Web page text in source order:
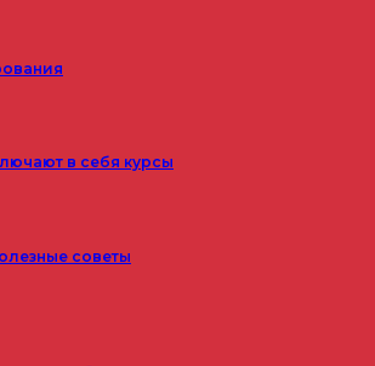
в себя курсы
советы